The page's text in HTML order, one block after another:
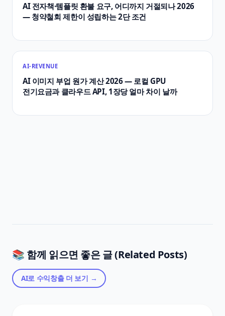
AI 전자책·템플릿 환불 요구, 어디까지 거절되나 2026
— 청약철회 제한이 성립하는 2단 조건
AI-REVENUE
AI 이미지 부업 원가 계산 2026 — 로컬 GPU
전기요금과 클라우드 API, 1장당 얼마 차이 날까
📚 함께 읽으면 좋은 글 (Related Posts)
AI로 수익창출더 보기 →